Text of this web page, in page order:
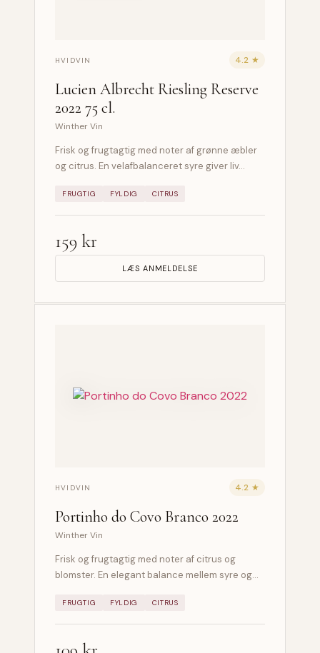
HVIDVIN 4.2 ★
Lucien Albrecht Riesling Reserve
2022 75 cl.
Winther Vin
Frisk og frugtagtig med noter af grønne æbler
og citrus. En velafbalanceret syre giver liv…
FRUGTIG FYLDIG CITRUS
159 kr
LÆS ANMELDELSE
HVIDVIN 4.2 ★
Portinho do Covo Branco 2022
Winther Vin
Frisk og frugtagtig med noter af citrus og
blomster. En elegant balance mellem syre og…
FRUGTIG FYLDIG CITRUS